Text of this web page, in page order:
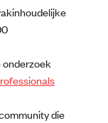
die